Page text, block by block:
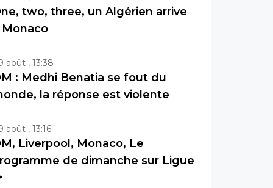
two, three, un Algérien arrive
Monaco
août , 13:38
: Medhi Benatia se fout du
la réponse est violente
août , 13:16
Liverpool, Monaco, Le
de dimanche sur Ligue